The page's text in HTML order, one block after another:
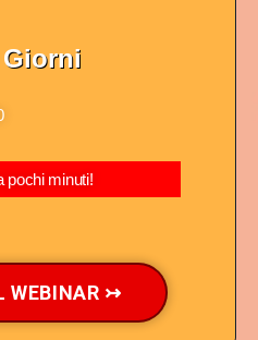
pochi minuti!
WEBINAR ↣